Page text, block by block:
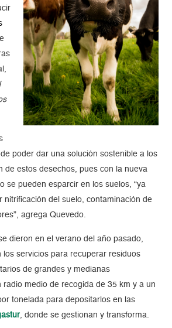
poder dar una solución sostenible a los
de estos desechos, pues con la nueva
se pueden esparcir en los suelos, “ya
nitrificación del suelo, contaminación de
agrega Quevedo.
dieron en el verano del año pasado,
los servicios para recuperar residuos
de grandes y medianas
radio medio de recogida de 35 km y a un
tonelada para depositarlos en las
, donde se gestionan y transforma.